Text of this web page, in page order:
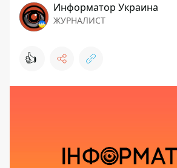
Информатор Украина
ЖУРНАЛИСТ
👍